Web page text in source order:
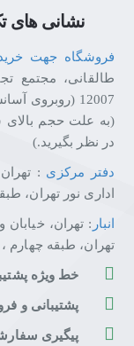
نشانی های
فروشگاه جهت
طالقانی، مجتمع
12007 (روبروی آسانسور شیشه ای)
در نظر بگیرید.)
دفتر مرکزی :
اداری نور تهران،
انبار : تهران، خیابان
تهران، طبقه چهارم ،
خط ویژه
پشتیبانی و فروش: 7-
پیگیری سفارشات